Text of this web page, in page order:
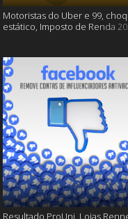
Motoristas do Uber e 99,
estático, Imposto de Renda
Resultado ProUni, Lojas